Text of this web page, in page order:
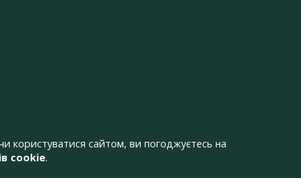
сайтом, ви погоджуєтесь на
cookie.